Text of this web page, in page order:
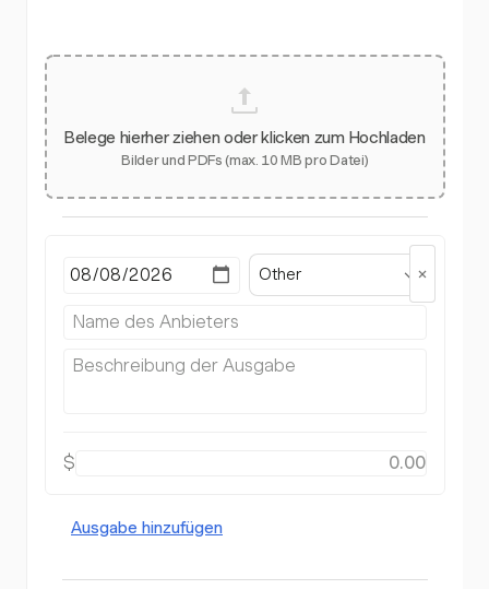
Belege hierher ziehen oder klicken zum Hochladen
Bilder und PDFs (max. 10 MB pro Datei)
Other
$
Ausgabe hinzufügen